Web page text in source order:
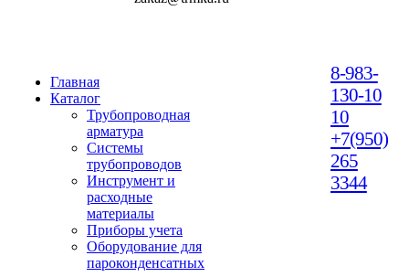
Главная
Каталог
Трубопроводная
арматура
Системы
трубопроводов
Инструмент и
расходные
материалы
Приборы учета
Оборудование для
пароконденсатных
8-983-
130-10
10
+7(950)
265
3344